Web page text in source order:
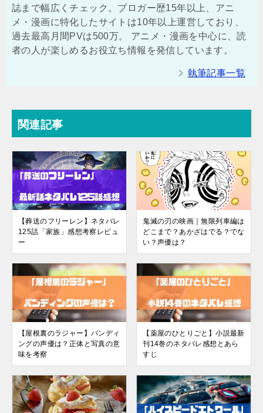
誌まで幅広くチェック。ブロガー歴15年以上、アニ
メ・漫画に特化したサイトは10年以上運営しており、
過去最高月間PVは500万。 アニメ・漫画を中心に、読
者の人が楽しめるお役立ち情報を発信しています。
執筆記事一覧
関連記事
【葬送のフリーレン】ネタバレ
125話「家族」感想考察レビュ
ー
鬼滅の刃の映画｜無限列車編は
どこまで？あかざはでる？でな
い？声優は？
【屋根裏のラジャー】バンディ
ングの声優は？正体と写真の意
味を考察
【薬屋のひとりごと】小説最新
刊14巻のネタバレ感想とあら
すじ